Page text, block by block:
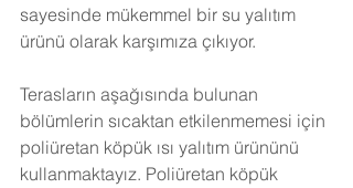
sayesinde mükemmel bir su yalıtım
ürünü olarak karşımıza çıkıyor.
Terasların aşağısında bulunan
bölümlerin sıcaktan etkilenmemesi için
poliüretan köpük ısı yalıtım ürününü
kullanmaktayız. Poliüretan köpük